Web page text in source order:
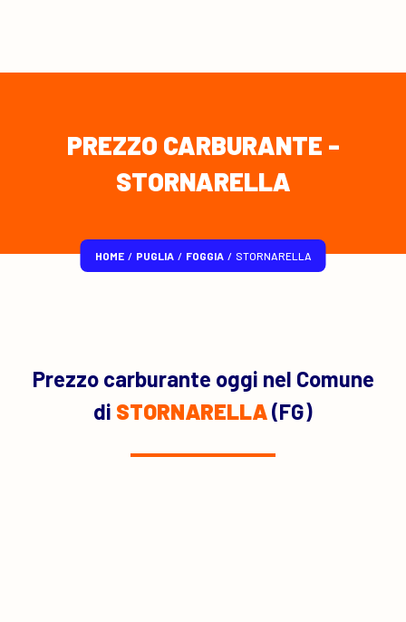
PREZZO CARBURANTE -
STORNARELLA
HOME / PUGLIA / FOGGIA / STORNARELLA
Prezzo carburante oggi nel Comune
di STORNARELLA(FG)